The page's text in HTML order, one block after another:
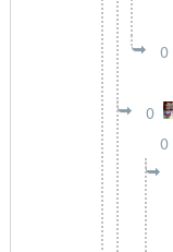
0
0
0